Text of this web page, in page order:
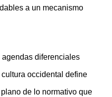
a un mecanismo
diferenciales
occidental define
de lo normativo que